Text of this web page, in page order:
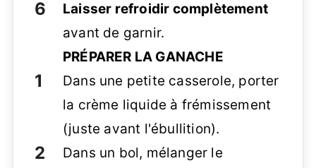
Laisser refroidir complètement
avant de garnir.
PRÉPARER LA GANACHE
Dans une petite casserole, porter
la crème liquide à frémissement
(juste avant l'ébullition).
Dans un bol, mélanger le